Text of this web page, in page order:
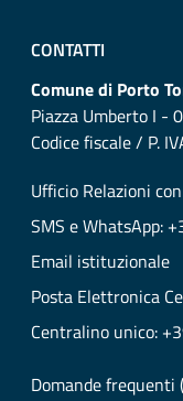
CONTATTI
Comune di Porto
Piazza Umberto I -
Codice fiscale / P.
Ufficio Relazioni
SMS e WhatsApp:
Email istituzionale
Posta Elettronica
Centralino unico:
Domande frequenti